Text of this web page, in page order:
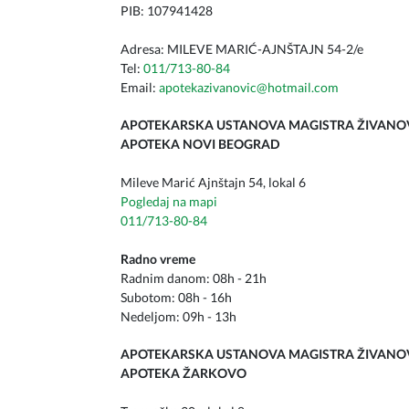
PIB: 107941428
Adresa: MILEVE MARIĆ-AJNŠTAJN 54-2/e
Tel: 011/713-80-84
Email: apotekazivanovic@hotmail.com
APOTEKARSKA USTANOVA MAGISTRA
APOTEKA NOVI BEOGRAD
Mileve Marić Ajnštajn 54, lokal 6
Pogledaj na mapi
011/713-80-84
Radno vreme
Radnim danom: 08h - 21h
Subotom: 08h - 16h
Nedeljom: 09h - 13h
APOTEKARSKA USTANOVA MAGISTRA
APOTEKA ŽARKOVO